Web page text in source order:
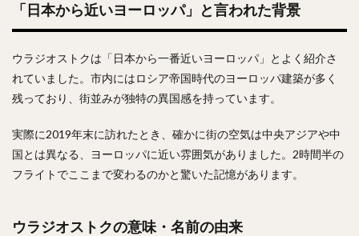
「日本から近いヨーロッパ」と言われた背景
ウラジオストクは「日本から一番近いヨーロッパ」とよく紹介さ
れていました。市内にはロシア帝国時代のヨーロッパ建築が多く
残っており、街並みが独特の異国感を持っています。
実際に2019年末に訪れたとき、確かに街の空気は中央アジアや中
国とは異なる、ヨーロッパに近い雰囲気がありました。2時間半の
フライトでここまで変わるのかと驚いた記憶があります。
ウラジオストクの意味・名前の由来